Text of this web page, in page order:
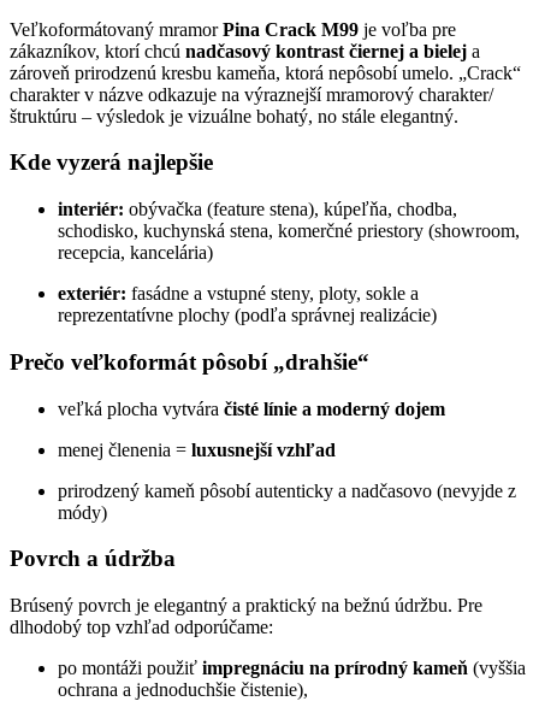
Veľkoformátovaný mramorPina Crack M99 je voľba pre
zákazníkov, ktorí chcú nadčasový kontrast čiernej a bielej a
zároveň prirodzenú kresbu kameňa, ktorá nepôsobí umelo. „Crack“
charakter v názve odkazuje na výraznejší mramorový charakter/
štruktúru – výsledok je vizuálne bohatý, no stále elegantný.
Kde vyzerá najlepšie
interiér: obývačka (feature stena), kúpeľňa, chodba,
schodisko, kuchynská stena, komerčné priestory (showroom,
recepcia, kancelária)
exteriér: fasádne a vstupné steny, ploty, sokle a
reprezentatívne plochy (podľa správnej realizácie)
Prečo veľkoformát pôsobí „drahšie“
veľká plocha vytvára čisté línie a moderný dojem
menej členenia = luxusnejší vzhľad
prirodzený kameň pôsobí autenticky a nadčasovo (nevyjde z
módy)
Povrch a údržba
Brúsený povrch je elegantný a praktický na bežnú údržbu. Pre
dlhodobý top vzhľad odporúčame:
po montáži použiť impregnáciu na prírodný kameň (vyššia
ochrana a jednoduchšie čistenie),